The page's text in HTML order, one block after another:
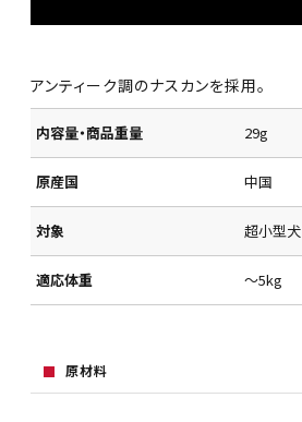
アンティーク調のナスカンを採用。
内容量・商品重量 29g
原産国 中国
対象 超小型犬
適応体重 ～5kg
原材料